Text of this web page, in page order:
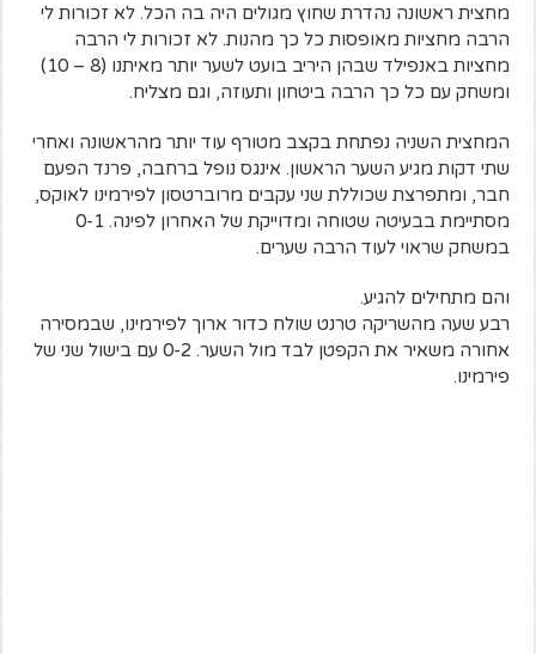
מחצית ראשונה נהדרת שחוץ מגולים היה בה הכל. לא זכורות לי
הרבה מחציות מאופסות כל כך מהנות. לא זכורות לי הרבה
מחציות באנפילד שבהן היריב בועט לשער יותר מאיתנו (8 – 10)
ומשחק עם כל כך הרבה ביטחון ותעוזה, וגם מצליח.
המחצית השניה נפתחת בקצב מטורף עוד יותר מהראשונה ואחרי
שתי דקות מגיע השער הראשון. אינגס נופל ברחבה, פרנד הפעם
חבר, ומתפרצת שכוללת שני עקבים מרוברטסון לפירמינו לאוקס,
מסתיימת בבעיטה שטוחה ומדוייקת של האחרון לפינה. 0-1
במשחק שראוי לעוד הרבה שערים.
והם מתחילים להגיע.
רבע שעה מהשריקה טרנט שולח כדור ארוך לפירמינו, שבמסירה
אחורה משאיר את הקפטן לבד מול השער. 0-2 עם בישול שני של
פירמינו.